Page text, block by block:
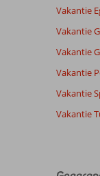
Met partner
Vakantie
Vakantie
Vakantie
Vakantie
Vakantie
Vakantie